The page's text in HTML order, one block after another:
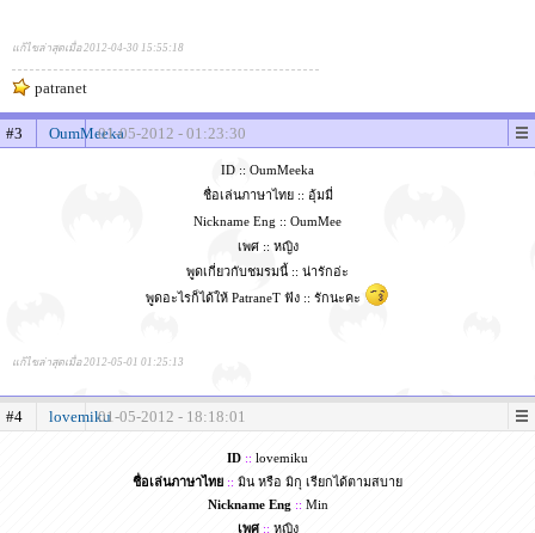
แก้ไขล่าสุดเมื่อ 2012-04-30 15:55:18
patranet
#3 OumMeeka01-05-2012 - 01:23:30
ID :: OumMeeka
ชื่อเล่นภาษาไทย :: อุ้มมี่
Nickname Eng :: OumMee
เพศ :: หญิง
พูดเกี่ยวกับชมรมนี้ :: น่ารักอ่ะ
พูดอะไรก็ได้ให้ PatraneT ฟัง :: รักนะคะ
แก้ไขล่าสุดเมื่อ 2012-05-01 01:25:13
#4 lovemiku01-05-2012 - 18:18:01
ID :: lovemiku
ชื่อเล่นภาษาไทย :: มิน หรือ มิกุ เรียกได้ตามสบาย
Nickname Eng :: Min
เพศ :: หญิง